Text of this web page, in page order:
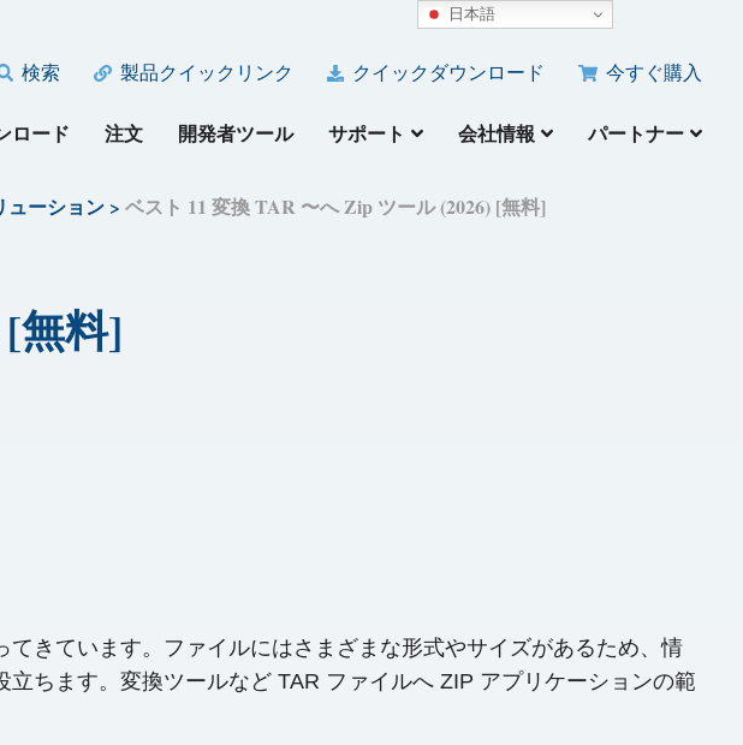
検索 製品クイックリンク クイックダウンロード 今すぐ購入
ロード 注文 開発者ツール サポート 会社情報 パートナー
ューション> ベスト 11 変換 TAR 〜へ Zip ツール (2026) [無料]
無料]
きています。ファイルにはさまざまな形式やサイズがあるため、情
ちます。変換ツールなど TAR ファイルへ ZIP アプリケーションの範
日本語